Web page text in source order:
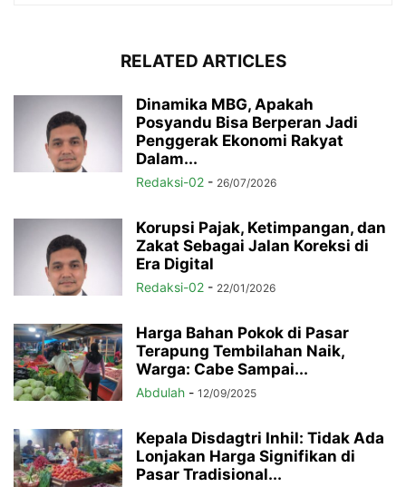
RELATED ARTICLES
Dinamika MBG, Apakah
Posyandu Bisa Berperan Jadi
Penggerak Ekonomi Rakyat
Dalam...
Redaksi-02 - 26/07/2026
Korupsi Pajak, Ketimpangan, dan
Zakat Sebagai Jalan Koreksi di
Era Digital
Redaksi-02 - 22/01/2026
Harga Bahan Pokok di Pasar
Terapung Tembilahan Naik,
Warga: Cabe Sampai...
Abdulah - 12/09/2025
Kepala Disdagtri Inhil: Tidak Ada
Lonjakan Harga Signifikan di
Pasar Tradisional...